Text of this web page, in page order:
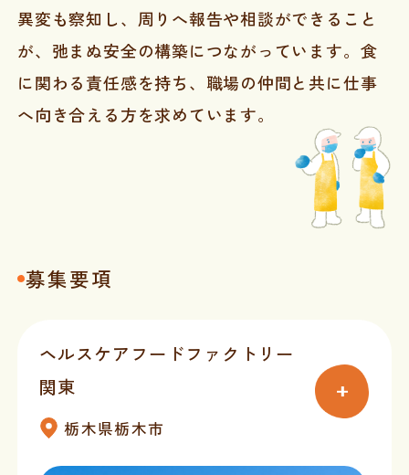
異変も察知し、周りへ報告や相談ができること
が、弛まぬ安全の構築につながっています。食
に関わる責任感を持ち、職場の仲間と共に仕事
へ向き合える方を求めています。
募集要項
ヘルスケアフードファクトリー
関東
栃木県栃木市